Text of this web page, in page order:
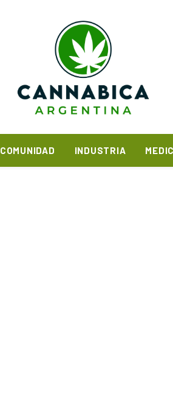
COMUNIDAD INDUSTRIA